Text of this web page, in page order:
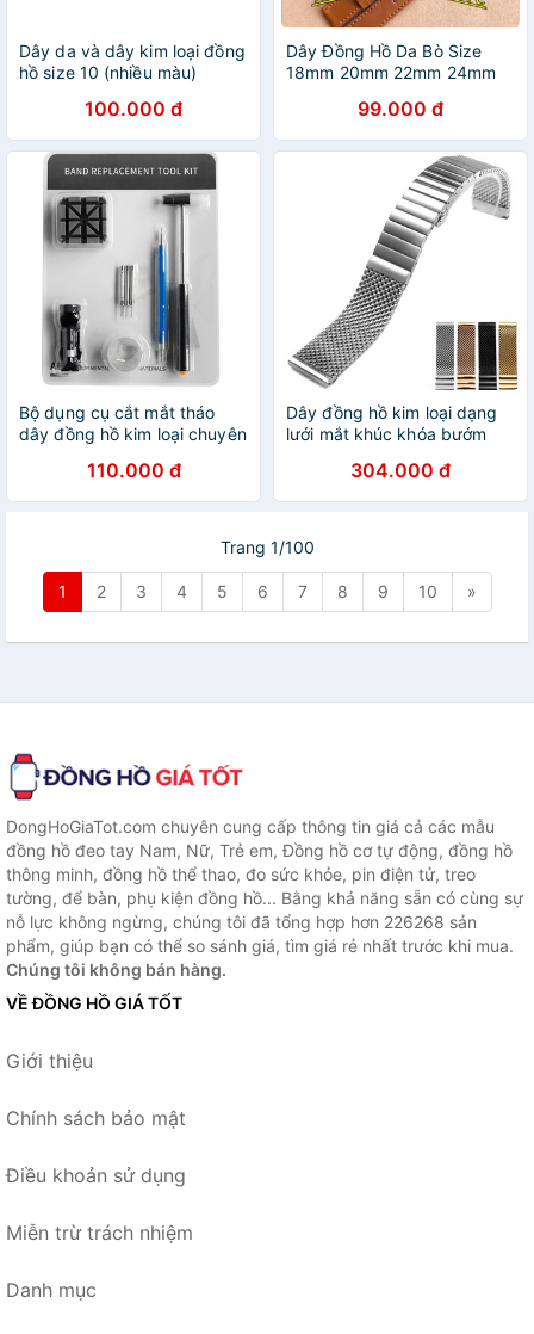
Dây da và dây kim loại đồng
hồ size 10 (nhiều màu)
100.000 đ
Dây Đồng Hồ Da Bò Size
18mm 20mm 22mm 24mm
99.000 đ
Bộ dụng cụ cắt mắt tháo
dây đồng hồ kim loại chuyên
110.000 đ
Dây đồng hồ kim loại dạng
lưới mắt khúc khóa bướm
304.000 đ
Trang 1/100
1 2 3 4 5 6 7 8 9 10 »
DongHoGiaTot.com chuyên cung cấp thông tin giá cả các mẫu
đồng hồ đeo tay Nam, Nữ, Trẻ em, Đồng hồ cơ tự động, đồng hồ
thông minh, đồng hồ thể thao, đo sức khỏe, pin điện tử, treo
tường, để bàn, phụ kiện đồng hồ... Bằng khả năng sẵn có cùng sự
nỗ lực không ngừng, chúng tôi đã tổng hợp hơn 226268 sản
phẩm, giúp bạn có thể so sánh giá, tìm giá rẻ nhất trước khi mua.
Chúng tôi không bán hàng.
VỀ ĐỒNG HỒ GIÁ TỐT
Giới thiệu
Chính sách bảo mật
Điều khoản sử dụng
Miễn trừ trách nhiệm
Danh mục